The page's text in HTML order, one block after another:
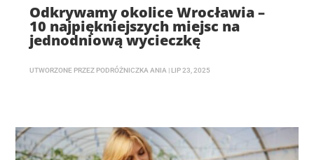
Odkrywamy okolice Wrocławia –
10 najpiękniejszych miejsc na
jednodniową wycieczkę
UTWORZONE PRZEZ PODRÓŻNICZKA ANIA LIP 23, 2025